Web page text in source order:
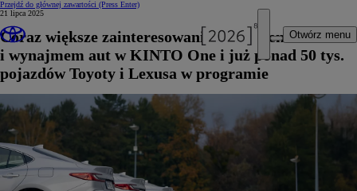
Przejdź do głównej zawartości (Press Enter)
Otwórz menu
21 lipca 2025
Coraz większe zainteresowanie leasingiem
i wynajmem aut w KINTO One i już ponad 50 tys.
pojazdów Toyoty i Lexusa w programie